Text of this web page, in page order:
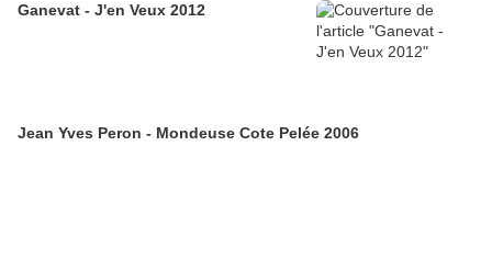
Ganevat - J'en Veux 2012
Jean Yves Peron - Mondeuse Cote Pelée 2006